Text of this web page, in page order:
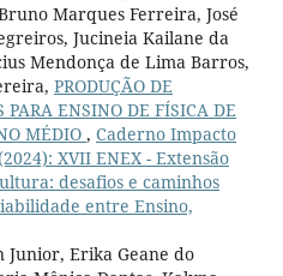
Marques Ferreira, José
Jucineia Kailane da
Mendonça de Lima Barros,
PRODUÇÃO DE
ENSINO DE FÍSICA DE
MÉDIO , Caderno Impacto
XVII ENEX - Extensão
desafios e caminhos
entre Ensino,
Erika Geane do